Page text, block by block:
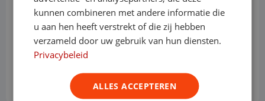
Slottermijn
€ 720,80
kunnen combineren met andere informatie die
u aan hen heeft verstrekt of die zij hebben
verzameld door uw gebruik van hun diensten.
Privacybeleid
ALLES ACCEPTEREN